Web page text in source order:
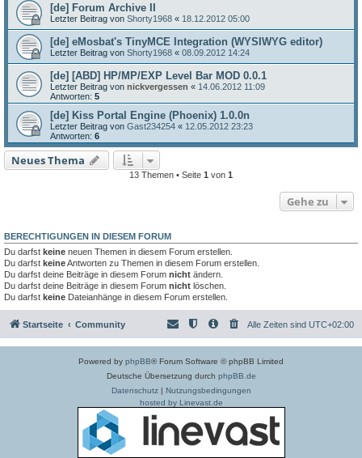
[de] Forum Archive II
Letzter Beitrag von Shorty1968 « 18.12.2012 05:00
[de] eMosbat's TinyMCE Integration (WYSIWYG editor)
Letzter Beitrag von Shorty1968 « 08.09.2012 14:24
[de] [ABD] HP/MP/EXP Level Bar MOD 0.0.1
Letzter Beitrag von nickvergessen « 14.06.2012 11:09
Antworten: 5
[de] Kiss Portal Engine (Phoenix) 1.0.0n
Letzter Beitrag von Gast234254 « 12.05.2012 23:23
Antworten: 6
Neues Thema
13 Themen • Seite 1 von 1
Gehe zu
BERECHTIGUNGEN IN DIESEM FORUM
Du darfst keine neuen Themen in diesem Forum erstellen.
Du darfst keineAntworten zu Themen in diesem Forum erstellen.
Du darfst deine Beiträge in diesem Forum nicht ändern.
Du darfst deine Beiträge in diesem Forum nicht löschen.
Du darfst keine Dateianhänge in diesem Forum erstellen.
Startseite Community Alle Zeiten sind UTC+02:00
Powered by phpBB® Forum Software © phpBB Limited
Deutsche Übersetzung durch phpBB.de
Datenschutz|
Nutzungsbedingungen
hosted by Linevast.de